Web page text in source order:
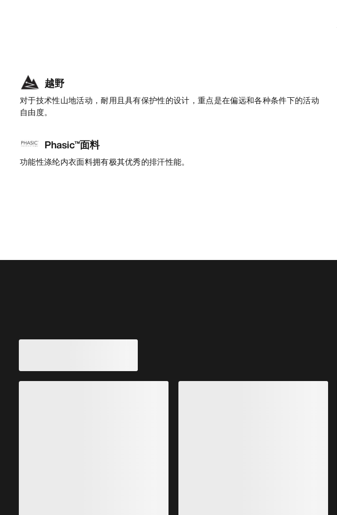
越野
对于技术性山地活动，耐用且具有保护性的设计，重点是在偏远和各种条件下的活动
自由度。
Phasic™面料
功能性涤纶内衣面料拥有极其优秀的排汗性能。